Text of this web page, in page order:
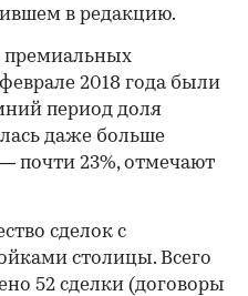
в редакцию.
премиальных
2018 года были
период доля
даже больше
почти 23%, отмечают
сделок с
столицы. Всего
52 сделки (договоры